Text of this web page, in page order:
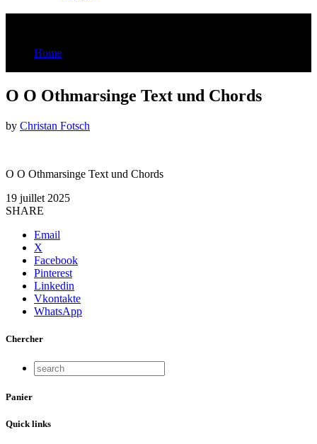
Home
O O Othmarsinge Text und Chords
by Christan Fotsch
O O Othmarsinge Text und Chords
19 juillet 2025
SHARE
Email
X
Facebook
Pinterest
Linkedin
Vkontakte
WhatsApp
Chercher
Panier
Quick links